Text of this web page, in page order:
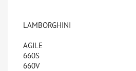
LAMBORGHINI
AGILE
660S
660V